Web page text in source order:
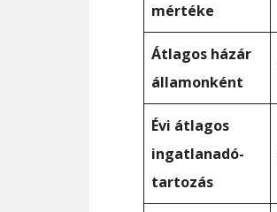
mértéke
Átlagos házár
államonként
Évi átlagos
ingatlanadó-
tartozás